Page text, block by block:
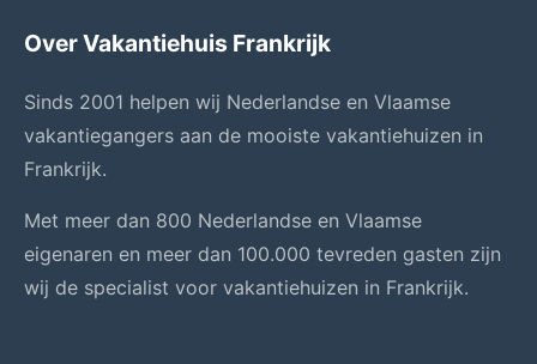
Over Vakantiehuis Frankrijk
Sinds 2001 helpen wij Nederlandse en Vlaamse
vakantiegangers aan de mooiste vakantiehuizen in
Frankrijk.
Met meer dan 800 Nederlandse en Vlaamse
eigenaren en meer dan 100.000 tevreden gasten zijn
wij de specialist voor vakantiehuizen in Frankrijk.